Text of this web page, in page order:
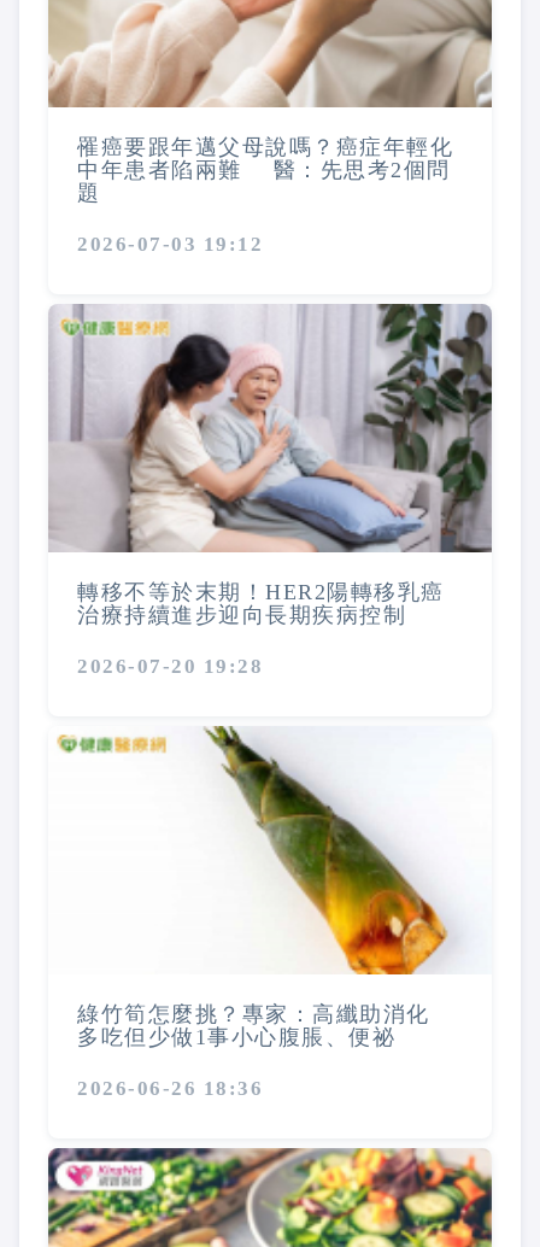
罹癌要跟年邁父母說嗎？癌症年輕化
中年患者陷兩難 醫：先思考2個問
題
2026-07-03 19:12
轉移不等於末期！HER2陽轉移乳癌
治療持續進步迎向長期疾病控制
2026-07-20 19:28
綠竹筍怎麼挑？專家：高纖助消化
多吃但少做1事小心腹脹、便祕
2026-06-26 18:36